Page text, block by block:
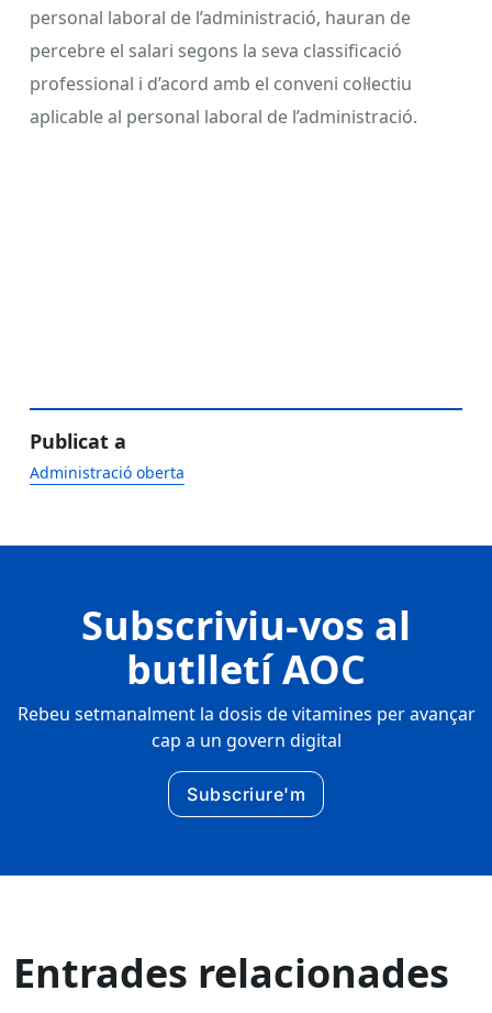
personal laboral de l’administració, hauran de
percebre el salari segons la seva classificació
professional i d’acord amb el conveni col·lectiu
aplicable al personal laboral de l’administració.
Publicat a
Administració oberta
Subscriviu-vos al
butlletí AOC
Rebeu setmanalment la dosis de vitamines per avançar
cap a un govern digital
Subscriure'm
Entrades relacionades